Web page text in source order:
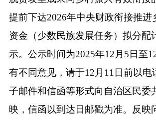
提前下达2026年中央财政衔接推进
资金（少数民族发展任务）拟分配
示。公示时间为2025年12月5日至
有不同意见，请于12月11日前以电
子邮件和信函等形式向自治区民委
映，信函以到达日邮戳为准。反映